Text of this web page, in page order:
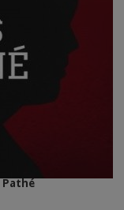
Pathé